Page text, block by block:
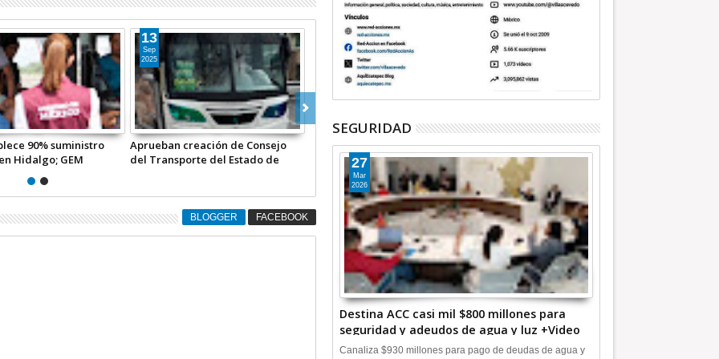
en la Central de
de los
de Atlautla
Aumentan salario y mejores
prestaciones a 43 mil 300
30
Jul
2025
BLOGGER FACEBOOK
SEGURIDAD
Destina ACC casi mil $800 millones para
seguridad y adeudos de agua y luz +Video
27
Mar
2026
Canaliza $930 millones para pago de deudas de agua y